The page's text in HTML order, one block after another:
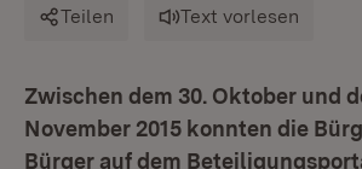
Teilen Text vorlesen
Zwischen dem 30. Oktober und
November 2015 konnten die
Bürger auf dem